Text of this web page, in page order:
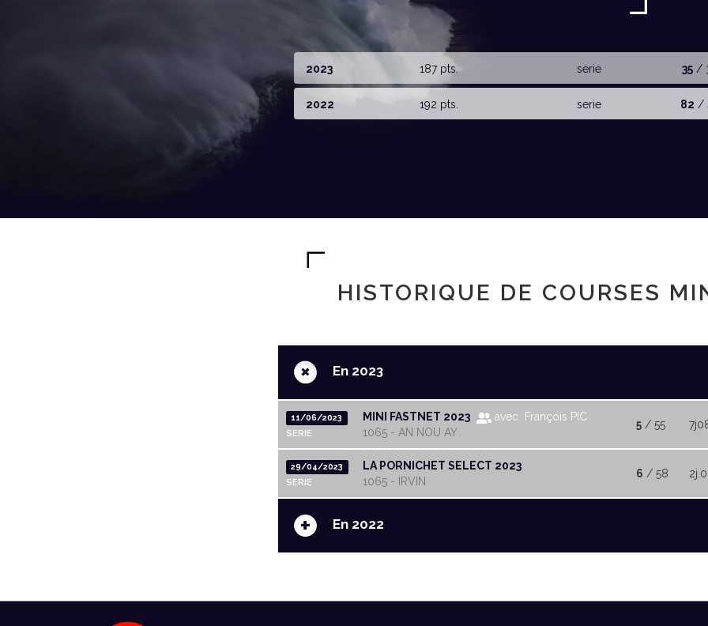
2023 187 pts. serie 35/
2022 192 pts. serie 82 /
HISTORIQUE DE COURSES
+ En 2023
11/06/2023
SERIE
MINI FASTNET 2023
avec François PIC
1065 - AN NOU AY
5 / 55
29/04/2023
SERIE
LA PORNICHET SELECT 2023
1065 - IRVIN
6 / 58
+ En 2022